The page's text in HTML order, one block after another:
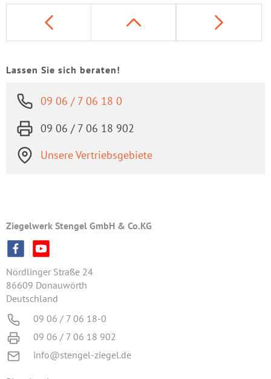
Lassen Sie sich beraten!
09 06 / 7 06 18 0
09 06 / 7 06 18 902
Unsere Vertriebsgebiete
Ziegelwerk Stengel GmbH & Co.KG
Nördlinger Straße 24
86609 Donauwörth
Deutschland
09 06 / 7 06 18-0
09 06 / 7 06 18 902
info@stengel-ziegel.de